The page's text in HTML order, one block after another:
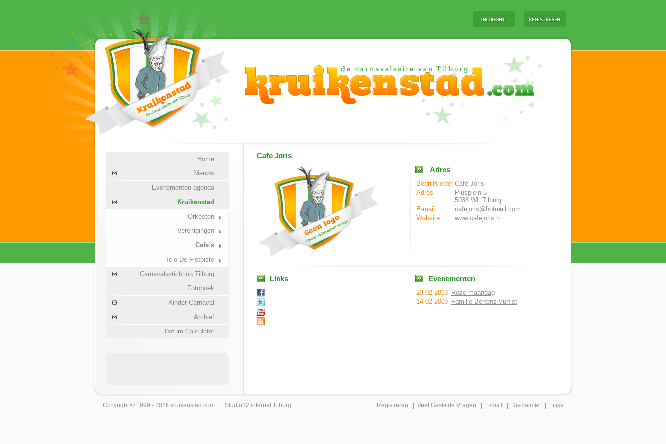
Home
Nieuws
Evenementen agenda
Kruikenstad
Orkesten
Verenigingen
Cafe´s
Tcjo De Fistbiste
Carnavalsstichting Tilburg
Fotoboek
Kinder Carnaval
Archief
Datum Calculator
Cafe Joris
Adres
Bedrijfsleider Café Joris
Adres
Piusplein 5
5038 WL Tilburg
E-mail
cafejoris@hotmail.com
Website
www.cafejoris.nl
Links Evenementen
23-02-2009 Roze maandag
14-02-2009 Familie Bertenz Vurfist
Copyright © 1999 - 2026 kruikenstad .com | Studio32 internet Tilburg Registreren Veel Gestelde Vragen E-mail Disclaimer Links